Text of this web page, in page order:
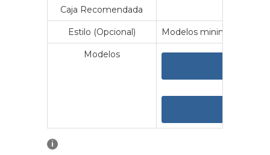
Caja Recomendada
Estilo (Opcional) Modelos minimalistas y
Modelos
i